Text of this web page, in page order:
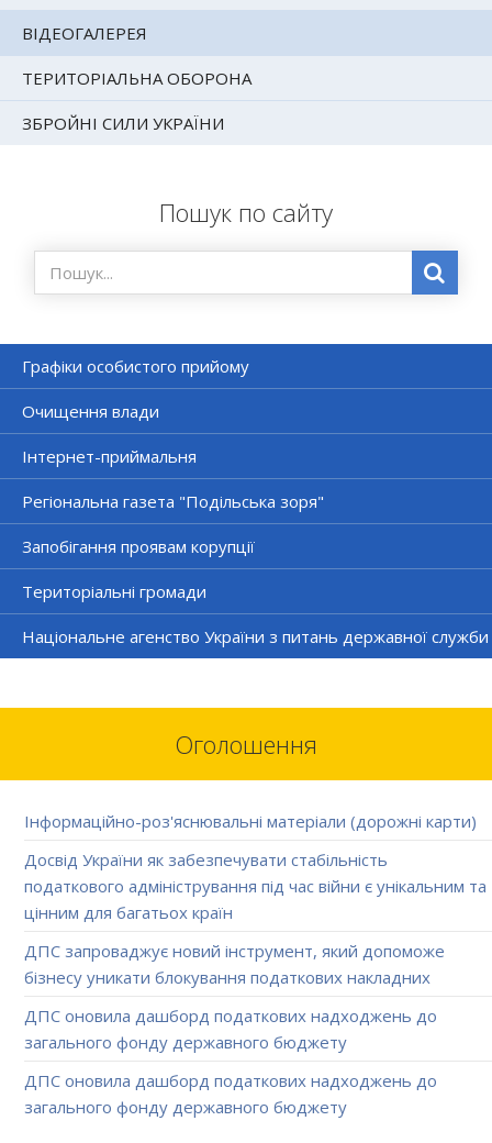
ВІДЕОГАЛЕРЕЯ
ТЕРИТОРІАЛЬНА ОБОРОНА
ЗБРОЙНІ СИЛИ УКРАЇНИ
Пошук по сайту
Графіки особистого прийому
Очищення влади
Інтернет-приймальня
Регіональна газета "Подільська зоря"
Запобігання проявам корупції
Територіальні громади
Національне агенство України з питань державної служби
Оголошення
Інформаційно-роз'яснювальні матеріали (дорожні карти)
Досвід України як забезпечувати стабільність
податкового адміністрування під час війни є унікальним та
цінним для багатьох країн
ДПС запроваджує новий інструмент, який допоможе
бізнесу уникати блокування податкових накладних
ДПС оновила дашборд податкових надходжень до
загального фонду державного бюджету
ДПС оновила дашборд податкових надходжень до
загального фонду державного бюджету